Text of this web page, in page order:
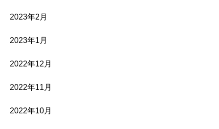
2023年2月
2023年1月
2022年12月
2022年11月
2022年10月